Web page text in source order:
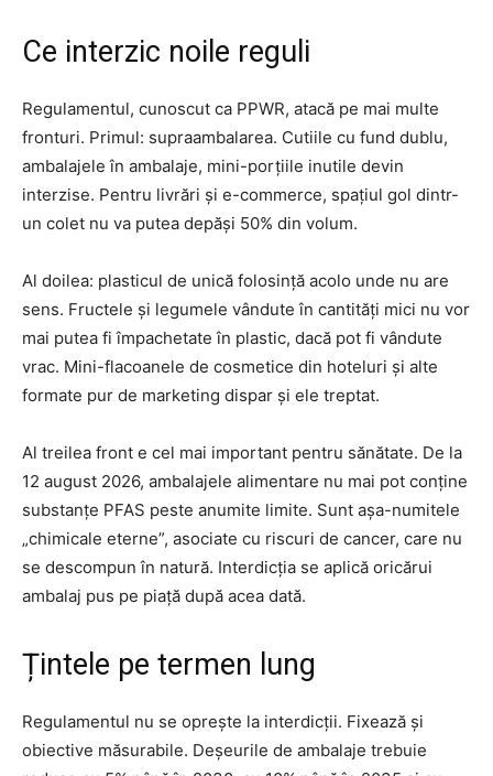
Ce interzic noile reguli
Regulamentul, cunoscut ca PPWR, atacă pe mai multe
fronturi. Primul: supraambalarea. Cutiile cu fund dublu,
ambalajele în ambalaje, mini-porțiile inutile devin
interzise. Pentru livrări și e-commerce, spațiul gol dintr-
un colet nu va putea depăși 50% din volum.
Al doilea: plasticul de unică folosință acolo unde nu are
sens. Fructele și legumele vândute în cantități mici nu vor
mai putea fi împachetate în plastic, dacă pot fi vândute
vrac. Mini-flacoanele de cosmetice din hoteluri și alte
formate pur de marketing dispar și ele treptat.
Al treilea front e cel mai important pentru sănătate. De la
12 august 2026, ambalajele alimentare nu mai pot conține
substanțe PFAS peste anumite limite. Sunt așa-numitele
„chimicale eterne”, asociate cu riscuri de cancer, care nu
se descompun în natură. Interdicția se aplică oricărui
ambalaj pus pe piață după acea dată.
Țintele pe termen lung
Regulamentul nu se oprește la interdicții. Fixează și
obiective măsurabile. Deșeurile de ambalaje trebuie